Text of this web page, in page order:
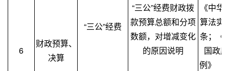
6
财政预算、
决算
“三公”经费
“三公”经费财政拨
款预算总额和分项
数额，对增减变化
的原因说明
《中
算法实
条；《
国政
例》（